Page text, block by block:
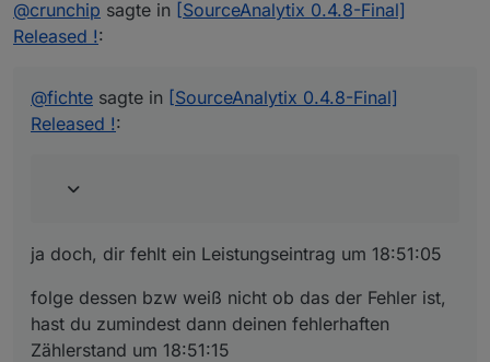
Keine AUffälligkeit
folge dessen bzw weiß nicht ob das der Fehler ist,
hast du zumindest dann deinen fehlerhaften
@crunchip sagte in [SourceAnalytix 0.4.8-Final]
Released !:
@fichte sagte in [SourceAnalytix 0.4.8-Final]
Released !:
ja doch, dir fehlt ein Leistungseintrag um 18:51:05
folge dessen bzw weiß nicht ob das der Fehler ist,
hast du zumindest dann deinen fehlerhaften
Zählerstand um 18:51:15